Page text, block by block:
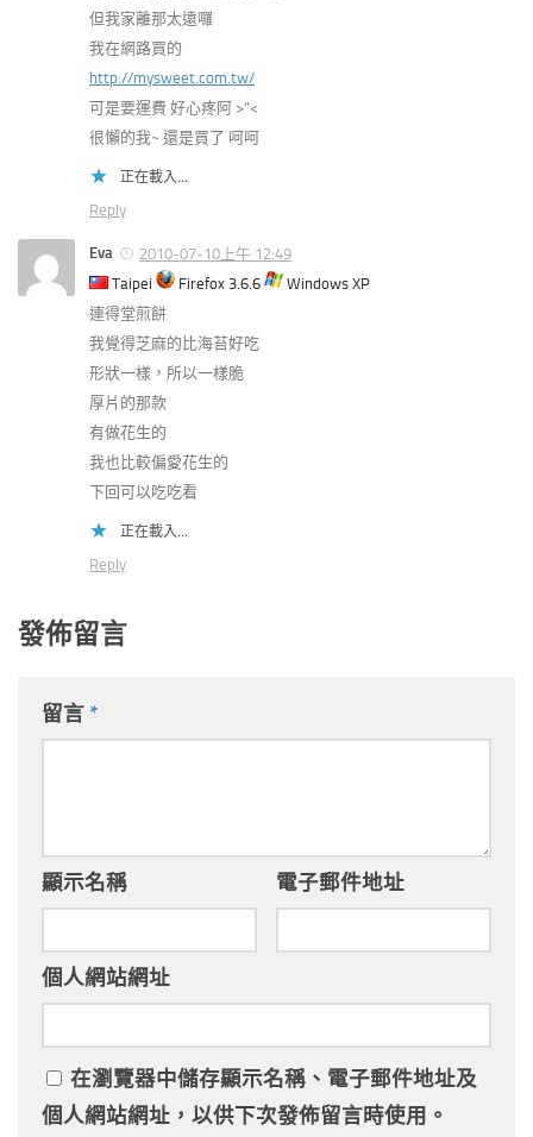
但我家離那太遠囉
我在網路買的
http://mysweet.com.tw/
可是要運費 好心疼阿 >”<
很懶的我~ 還是買了 呵呵
正在載入...
Reply
Eva
2010-07-10上午 12:49
Taipei
Firefox 3.6.6
Windows XP
連得堂煎餅
我覺得芝麻的比海苔好吃
形狀一樣，所以一樣脆
厚片的那款
有做花生的
我也比較偏愛花生的
下回可以吃吃看
正在載入...
Reply
發佈留言
留言 *
顯示名稱 電子郵件地址
個人網站網址
在瀏覽器中儲存顯示名稱、電子郵件地址及
個人網站網址，以供下次發佈留言時使用。